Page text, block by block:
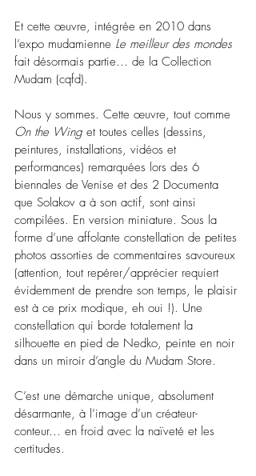
Et cette œuvre, intégrée en 2010 dans
l’expo mudamienne Le meilleur des mondes
fait désormais partie… de la Collection
Mudam (cqfd).
Nous y sommes. Cette œuvre, tout comme
On the Wing et toutes celles (dessins,
peintures, installations, vidéos et
performances) remarquées lors des 6
biennales de Venise et des 2 Documenta
que Solakov a à son actif, sont ainsi
compilées. En version miniature. Sous la
forme d’une affolante constellation de petites
photos assorties de commentaires savoureux
(attention, tout repérer/apprécier requiert
évidemment de prendre son temps, le plaisir
est à ce prix modique, eh oui !). Une
constellation qui borde totalement la
silhouette en pied de Nedko, peinte en noir
dans un miroir d’angle du Mudam Store.
C’est une démarche unique, absolument
désarmante, à l’image d’un créateur-
conteur… en froid avec la naïveté et les
certitudes.